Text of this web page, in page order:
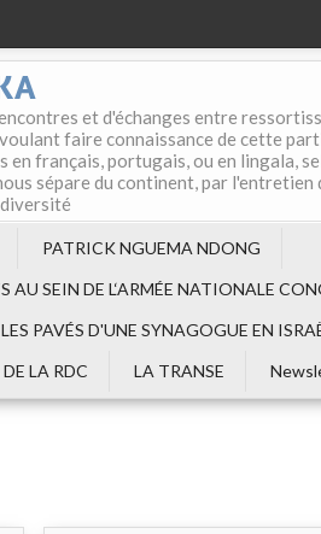
et d'échanges entre
faire connaissance de cette
en français, portugais, ou en lingala,
sépare du continent, par
PATRICK NGUEMA NDONG
AU SEIN DE L‘ARMÉE NATIONALE
PAVÉS D'UNE SYNAGOGUE EN
LA RDC
LA TRANSE